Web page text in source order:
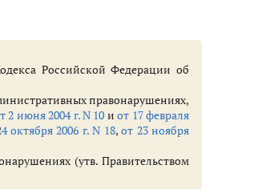
(ст. 6.1 - 6.36)
Российской Федерации об
правонарушениях,
2 июня 2004 г. N 10 иот 17 февраля
октября 2006 г. N 18,от 23 ноября
(утв. Правительством